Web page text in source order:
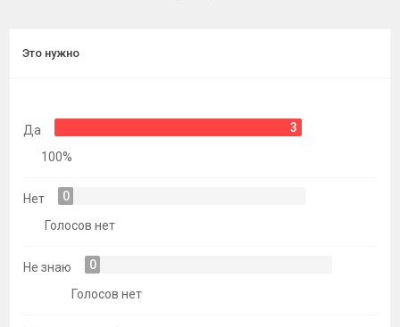
Это нужно
Да 3
100%
Нет 0
Голосов нет
Не знаю 0
Голосов нет